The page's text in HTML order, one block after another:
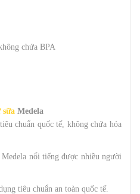
chứa BPA
Medela
chuẩn quốc tế, không chứa hóa
nổi tiếng được nhiều người
tiêu chuẩn an toàn quốc tế.